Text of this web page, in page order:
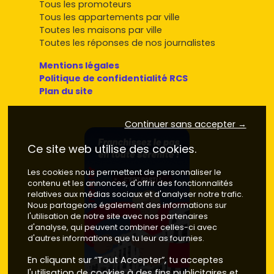
rendements locatifs sur les petites surfaces.
Prix moyen neuf: autour de 5 600 à 6 700 €/m²
Périphérie rochoise verdoyante
au calme, accès rapide à l'A40) : parfait pour les
Prix moyen neuf: environ
Communes voisinespour élargir ta recherche :
Reignier-Ésery
200 €/m²en neuf selon prestations.
Arenthon: bonnes alternatives
familiales entre
4 800 et 5 800 €/m²en neuf.
Astuce : compare lespromoteurssur les finitions
(menuiseries, placards, carrelages), lagestion des
stationnements et laperformance énergétique
joue sur le confort et la revente.
Neuf ou ancien à La Roche-sur-Foron :
ce qu'il faut comparer avant d'acheter
Voici les éléments clés pour faire ton choix :
Tous les promoteurs
Tous les appartements par ville
Toutes les maisons par ville
Toutes les réponses de nos journalistes
Mentions légales
Politique de confidentialité RCS
Plan du site
Continuer sans accepter →
Ce site web utilise des cookies.
Les cookies nous permettent de personnaliser le
contenu et les annonces, d'offrir des fonctionnalités
relatives aux médias sociaux et d'analyser notre trafic.
Nous partageons également des informations sur
l'utilisation de notre site avec nos partenaires
d'analyse, qui peuvent combiner celles-ci avec
d'autres informations que tu leur as fournies.
En cliquant sur “Tout Accepter”, tu acceptes